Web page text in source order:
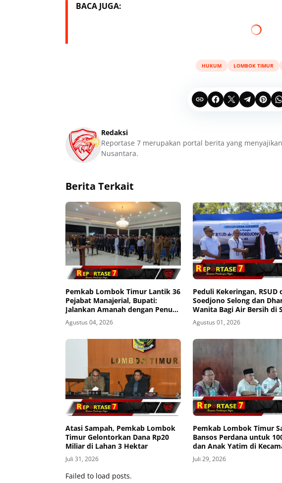
BACA JUGA:
HUKUM LOMBOK TIMUR
Redaksi
Reportase 7 merupakan portal berita yang
Nusantara.
Berita Terkait
Pemkab Lombok Timur Lantik 36
Pejabat Manajerial, Bupati:
Jalankan Amanah dengan Penuh
Tanggung Jawab
Agustus 04, 2026
Peduli Kekeringan, RSUD
Soedjono Selong dan
Wanita Bagi Air Bersih di
Agustus 01, 2026
Atasi Sampah, Pemkab Lombok
Timur Gelontorkan Dana Rp20
Miliar di Lahan 3 Hektar
Juli 31, 2026
Pemkab Lombok Timur
Bansos Perdana untuk
dan Anak Yatim di
Sikur
Juli 29, 2026
Failed to load posts.